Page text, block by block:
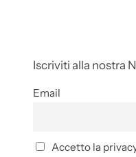
Iscriviti alla nostra
Email
Accetto la